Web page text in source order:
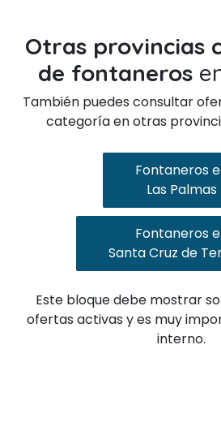
Otras provincias
de fontaneros
También puedes consultar
categoría en otras
Fontaneros
Las Palmas
Fontaneros
Santa Cruz de
Este bloque debe mostrar
ofertas activas y es muy
interno.